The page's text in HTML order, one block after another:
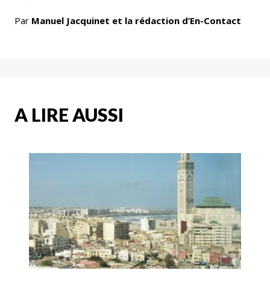
Par Manuel Jacquinet et la rédaction d’En-Contact
A LIRE AUSSI